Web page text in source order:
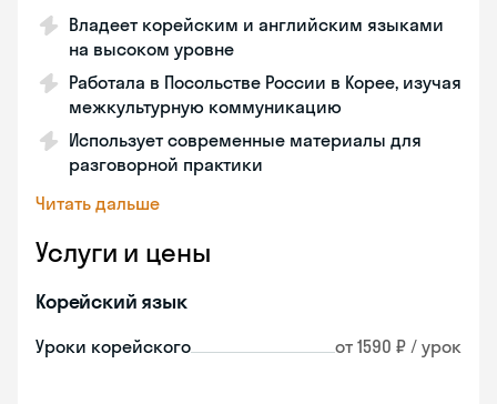
Владеет корейским и английским языками
на высоком уровне
Работала в Посольстве России в Корее, изучая
межкультурную коммуникацию
Использует современные материалы для
разговорной практики
Читать дальше
Услуги и цены
Корейский язык
Уроки корейского от 1590 ₽ / урок